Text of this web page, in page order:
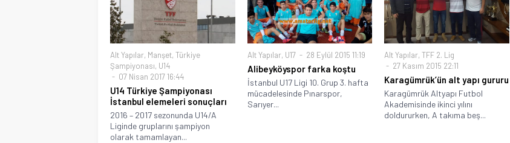
Alt Yapılar, Manşet, Türkiye
Şampiyonası, U14
07 Nisan 2017 16:44
U14 Türkiye Şampiyonası
İstanbul elemeleri sonuçları
2016 – 2017 sezonunda U14/A
Liginde gruplarını şampiyon
olarak tamamlayan...
Alt Yapılar, U17 28 Eylül 2015 11:19
Alibeyköyspor farka koştu
İstanbul U17 Ligi 10. Grup 3. hafta
mücadelesinde Pınarspor,
Sarıyer...
Alt Yapılar,TFF 2. Lig
27 Kasım 2015 22:11
Karagümrük’ün alt yapı gururu
Karagümrük Altyapı Futbol
Akademisinde ikinci yılını
doldururken, A takıma beş...